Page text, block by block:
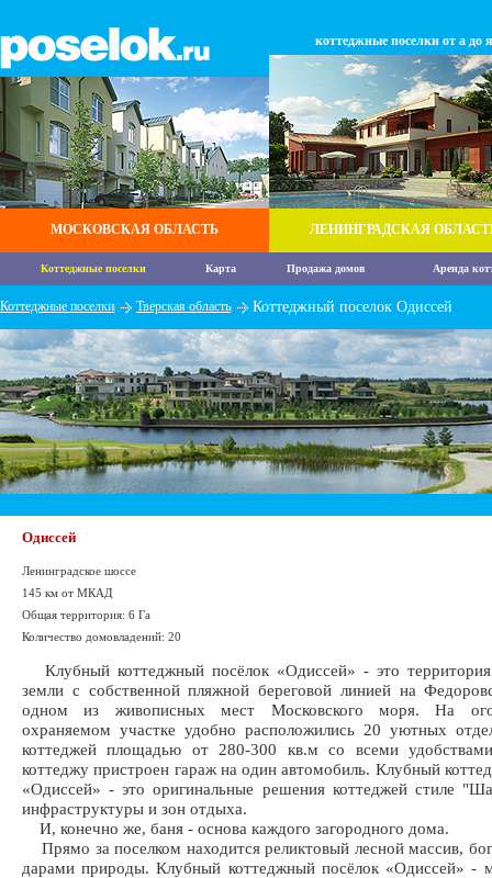
МОСКОВСКАЯ ОБЛАСТЬ
коттеджные поселки от а до я
ЛЕНИНГРАДСКАЯ
Коттеджные поселки Карта Продажа домов Аренда
Коттеджные поселки Тверская область Коттеджный поселок Одиссей
Одиссей
Ленинградское шоссе
145 км от МКАД
Общая территория: 6 Га
Количество домовладений: 20
Клубный коттеджный посёлок «Одиссей» - это
земли с собственной пляжной береговой линией на
одном из живописных мест Московского моря. На
охраняемом участке удобно расположились 20 уютных
коттеджей площадью от 280-300 кв.м со всеми
коттеджу пристроен гараж на один автомобиль. Клубный
«Одиссей» - это оригинальные решения коттеджей стиле
инфраструктуры и зон отдыха.
И, конечно же, баня - основа каждого загородного дома.
Прямо за поселком находится реликтовый лесной массив,
дарами природы. Клубный коттеджный посёлок «Одиссей» -